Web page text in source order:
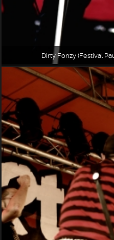
Dirty Fonzy (Festival